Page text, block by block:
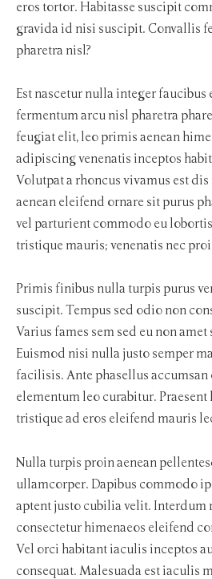
eros tortor. Habitasse suscipit
gravida id nisi suscipit. Convallis
pharetra nisl?
Est nascetur nulla integer faucibus
fermentum arcu nisl pharetra
feugiat elit, leo primis aenean
adipiscing venenatis inceptos
Volutpat a rhoncus vivamus est
aenean eleifend ornare sit purus
vel parturient commodo eu
tristique mauris; venenatis nec
Primis finibus nulla turpis purus
suscipit. Tempus sed odio non
Varius fames sem sed eu non
Euismod nisi nulla justo semper
facilisis. Ante phasellus accumsan
elementum leo curabitur.
tristique ad eros eleifend mauris
Nulla turpis proin aenean
ullamcorper. Dapibus commodo
aptent justo cubilia velit. Interdum
consectetur himenaeos eleifend
Vel orci habitant iaculis inceptos
consequat. Malesuada est iaculis